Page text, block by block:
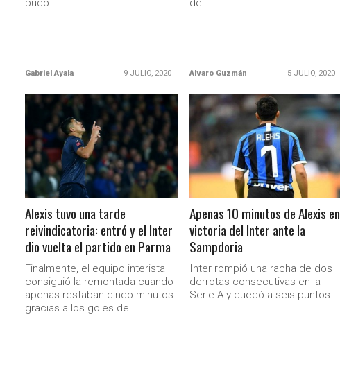
pudo...
Gabriel Ayala 9 JULIO, 2020
del...
Alvaro Guzmán 5 JULIO, 2020
LEER MÁS
Alexis tuvo una tarde
reivindicatoria: entró y el Inter
dio vuelta el partido en Parma
Finalmente, el equipo interista
consiguió la remontada cuando
apenas restaban cinco minutos
gracias a los goles de...
LEER MÁS
Apenas 10 minutos de Alexis en
victoria del Inter ante la
Sampdoria
Inter rompió una racha de dos
derrotas consecutivas en la
Serie A y quedó a seis puntos...